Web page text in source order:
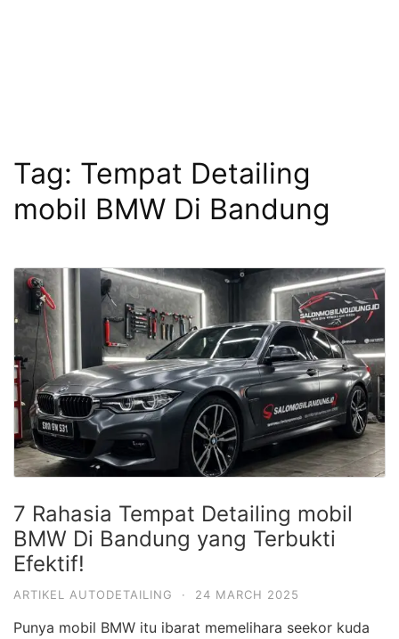
Tag: Tempat Detailing
mobil BMW Di Bandung
7 Rahasia Tempat Detailing mobil
BMW Di Bandung yang Terbukti
Efektif!
ARTIKEL AUTODETAILING · 24 MARCH 2025
Punya mobil BMW itu ibarat memelihara seekor kuda